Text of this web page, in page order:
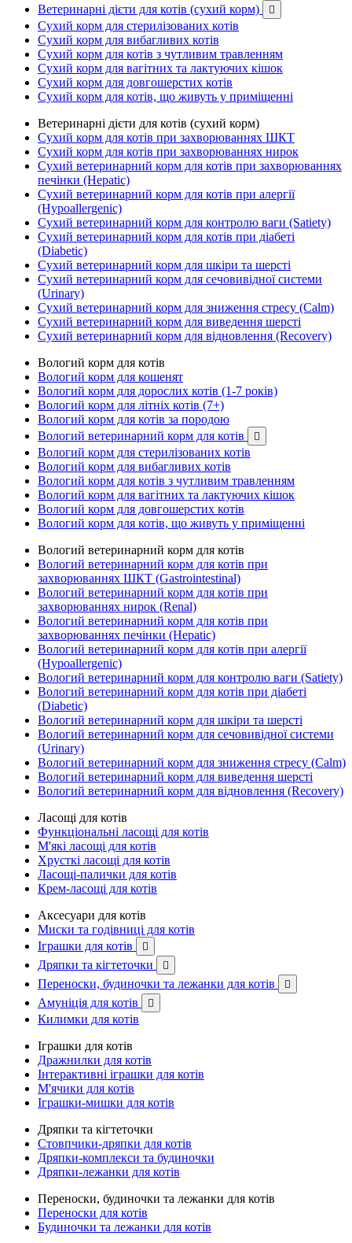
Ветеринарні дієти для котів (сухий корм)

Сухий корм для стерилізованих котів
Сухий корм для вибагливих котів
Сухий корм для котів з чутливим травленням
Сухий корм для вагітних та лактуючих кішок
Сухий корм для довгошерстих котів
Сухий корм для котів, що живуть у приміщенні
Ветеринарні дієти для котів (сухий корм)
Сухий корм для котів при захворюваннях ШКТ
Сухий корм для котів при захворюваннях нирок
Сухий ветеринарний корм для котів при захворюваннях
печінки (Hepatic)
Сухий ветеринарний корм для котів при алергії
(Hypoallergenic)
Сухий ветеринарний корм для контролю ваги (Satiety)
Сухий ветеринарний корм для котів при діабеті
(Diabetic)
Сухий ветеринарний корм для шкіри та шерсті
Сухий ветеринарний корм для сечовивідної системи
(Urinary)
Сухий ветеринарний корм для зниження стресу (Calm)
Сухий ветеринарний корм для виведення шерсті
Сухий ветеринарний корм для відновлення (Recovery)
Вологий корм для котів
Вологий корм для кошенят
Вологий корм для дорослих котів (1-7 років)
Вологий корм для літніх котів (7+)
Вологий корм для котів за породою
Вологий ветеринарний корм для котів

Вологий корм для стерилізованих котів
Вологий корм для вибагливих котів
Вологий корм для котів з чутливим травленням
Вологий корм для вагітних та лактуючих кішок
Вологий корм для довгошерстих котів
Вологий корм для котів, що живуть у приміщенні
Вологий ветеринарний корм для котів
Вологий ветеринарний корм для котів при
захворюваннях ШКТ (Gastrointestinal)
Вологий ветеринарний корм для котів при
захворюваннях нирок (Renal)
Вологий ветеринарний корм для котів при
захворюваннях печінки (Hepatic)
Вологий ветеринарний корм для котів при алергії
(Hypoallergenic)
Вологий ветеринарний корм для контролю ваги (Satiety)
Вологий ветеринарний корм для котів при діабеті
(Diabetic)
Вологий ветеринарний корм для шкіри та шерсті
Вологий ветеринарний корм для сечовивідної системи
(Urinary)
Вологий ветеринарний корм для зниження стресу (Calm)
Вологий ветеринарний корм для виведення шерсті
Вологий ветеринарний корм для відновлення (Recovery)
Ласощі для котів
Функціональні ласощі для котів
М'які ласощі для котів
Хрусткі ласощі для котів
Ласощі-палички для котів
Крем-ласощі для котів
Аксесуари для котів
Миски та годівниці для котів
Іграшки для котів

Дряпки та кігтеточки 
Переноски, будиночки та лежанки для котів 
Амуніція для котів 
Килимки для котів
Іграшки для котів
Дражнилки для котів
Інтерактивні іграшки для котів
М'ячики для котів
Іграшки-мишки для котів
Дряпки та кігтеточки
Стовпчики-дряпки для котів
Дряпки-комплекси та будиночки
Дряпки-лежанки для котів
Переноски, будиночки та лежанки для котів
Переноски для котів
Будиночки та лежанки для котів